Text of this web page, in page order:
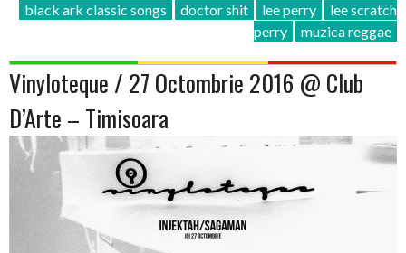
black ark classic songs doctor shit lee perry
lee scratch
perry
muzica reggae
Vinyloteque / 27 Octombrie 2016 @ Club
D’Arte – Timisoara